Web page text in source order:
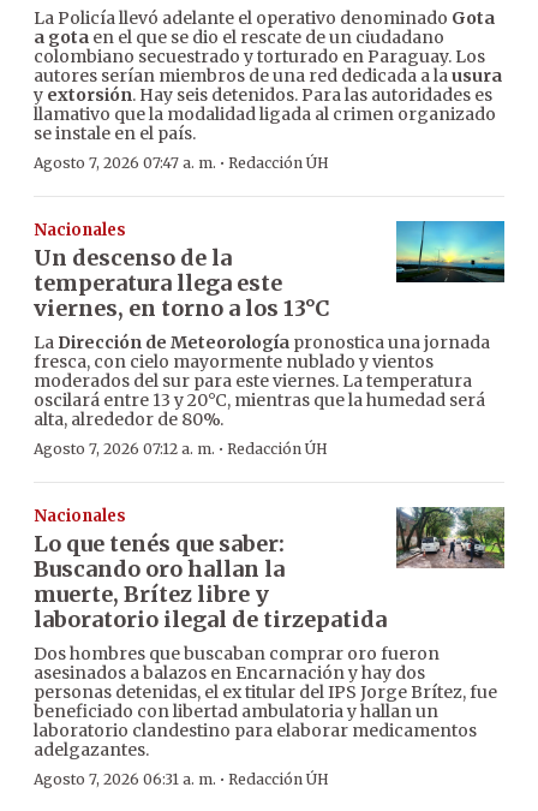
La Policía llevó adelante el operativo denominado Gota
a gota en el que se dio el rescate de un ciudadano
colombiano secuestrado y torturado en Paraguay. Los
autores serían miembros de una red dedicada a lausura
y extorsión. Hay seis detenidos. Para las autoridades es
llamativo que la modalidad ligada al crimen organizado
se instale en el país.
Agosto 7, 2026 07:47 a. m. · Redacción ÚH
Nacionales
Un descenso de la
temperatura llega este
viernes, en torno a los 13°C
La Dirección de Meteorología pronostica una jornada
fresca, con cielo mayormente nublado y vientos
moderados del sur para este viernes. La temperatura
oscilará entre 13 y 20°C, mientras que la humedad será
alta, alrededor de 80%.
Agosto 7, 2026 07:12 a. m. · Redacción ÚH
Nacionales
Lo que tenés que saber:
Buscando oro hallan la
muerte, Brítez libre y
laboratorio ilegal de tirzepatida
Dos hombres que buscaban comprar oro fueron
asesinados a balazos en Encarnación y hay dos
personas detenidas, el ex titular del IPS Jorge Brítez, fue
beneficiado con libertad ambulatoria y hallan un
laboratorio clandestino para elaborar medicamentos
adelgazantes.
Agosto 7, 2026 06:31 a. m. · Redacción ÚH